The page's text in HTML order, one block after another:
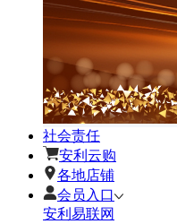
社会责任
安利云购
各地店铺
会员入口
安利易联网